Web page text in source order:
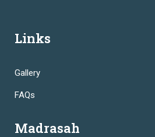
Links
Gallery
FAQs
Madrasah